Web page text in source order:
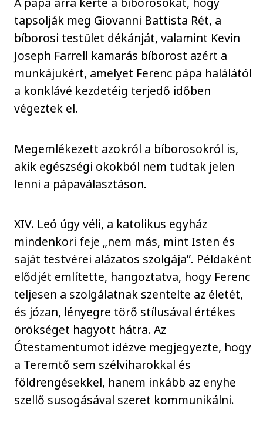
tapsolják meg Giovanni Battista Rét, a
bíborosi testület dékánját, valamint Kevin
Joseph Farrell kamarás bíborost azért a
munkájukért, amelyet Ferenc pápa halálától
a konklávé kezdetéig terjedő időben
végeztek el.
Megemlékezett azokról a bíborosokról is,
akik egészségi okokból nem tudtak jelen
lenni a pápaválasztáson.
XIV. Leó úgy véli, a katolikus egyház
mindenkori feje „nem más, mint Isten és
saját testvérei alázatos szolgája”. Példaként
elődjét említette, hangoztatva, hogy Ferenc
teljesen a szolgálatnak szentelte az életét,
és józan, lényegre törő stílusával értékes
örökséget hagyott hátra. Az
Ótestamentumot idézve megjegyezte, hogy
a Teremtő sem szélviharokkal és
földrengésekkel, hanem inkább az enyhe
szellő susogásával szeret kommunikálni.